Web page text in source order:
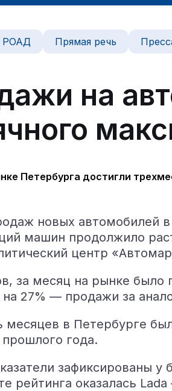
РОАД Прямая речь
на
новых автомобилей
машин продолжило
центр
за месяц на рынке было
на 27% — продажи за
месяцев в Петербурге
года.
зафиксированы
рейтинга оказалась